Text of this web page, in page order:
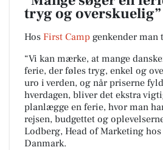
tryg og overskuelig”
Hos First Camp genkender man
“Vi kan mærke, at mange
ferie, der føles tryg, enkel og
uro i verden, og når priserne
hverdagen, bliver det ekstra
planlægge en ferie, hvor man
rejsen, budgettet og
Lodberg, Head of Marketing
Danmark.